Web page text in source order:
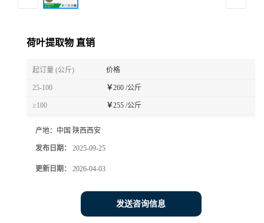
荷叶提取物 直销
起订量 (公斤) 价格
25-100 ￥260 /公斤
≥100 ￥255 /公斤
产地： 中国 陕西西安
发布日期： 2025-09-25
更新日期： 2026-04-03
发送咨询信息